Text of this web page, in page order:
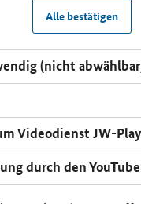
Alle bestätigen
(nicht
Videodienst JW-
durch den